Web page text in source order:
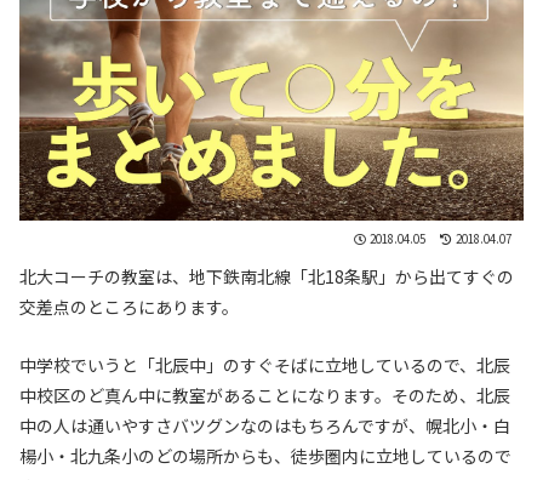
2018.04.05 2018.04.07
北大コーチの教室は、地下鉄南北線「北18条駅」から出てすぐの
交差点のところにあります。
中学校でいうと「北辰中」のすぐそばに立地しているので、北辰
中校区のど真ん中に教室があることになります。そのため、北辰
中の人は通いやすさバツグンなのはもちろんですが、幌北小・白
楊小・北九条小のどの場所からも、徒歩圏内に立地しているので